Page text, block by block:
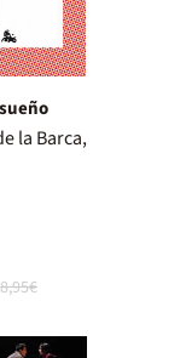
la Barca,
8,95€